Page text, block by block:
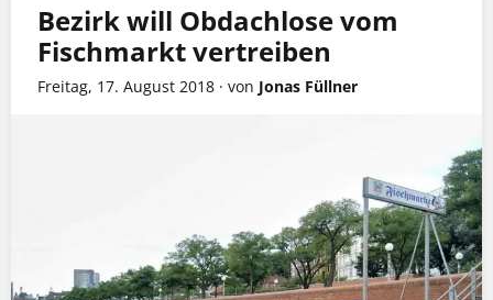
Bezirk will Obdachlose vom
Fischmarkt vertreiben
Freitag, 17. August 2018 · von Jonas Füllner